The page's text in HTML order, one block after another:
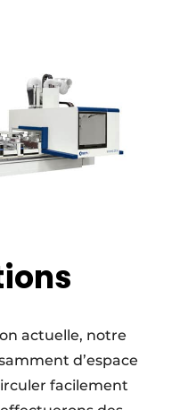
actuelle, notre
d’espace
facilement